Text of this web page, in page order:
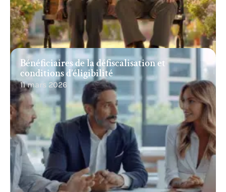
Bénéficiaires de la défiscalisation et
conditions d’éligibilité
11 mars 2026